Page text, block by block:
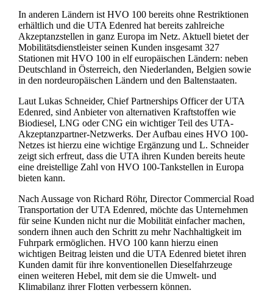
In anderen Ländern ist HVO 100 bereits ohne Restriktionen
erhältlich und die UTA Edenred hat bereits zahlreiche
Akzeptanzstellen in ganz Europa im Netz. Aktuell bietet der
Mobilitätsdienstleister seinen Kunden insgesamt 327
Stationen mit HVO 100 in elf europäischen Ländern: neben
Deutschland in Österreich, den Niederlanden, Belgien sowie
in den nordeuropäischen Ländern und den Baltenstaaten.
Laut Lukas Schneider, Chief Partnerships Officer der UTA
Edenred, sind Anbieter von alternativen Kraftstoffen wie
Biodiesel, LNG oder CNG ein wichtiger Teil des UTA-
Akzeptanzpartner-Netzwerks. Der Aufbau eines HVO 100-
Netzes ist hierzu eine wichtige Ergänzung und L. Schneider
zeigt sich erfreut, dass die UTA ihren Kunden bereits heute
eine dreistellige Zahl von HVO 100-Tankstellen in Europa
bieten kann.
Nach Aussage von Richard Röhr, Director Commercial Road
Transportation der UTA Edenred, möchte das Unternehmen
für seine Kunden nicht nur die Mobilität einfacher machen,
sondern ihnen auch den Schritt zu mehr Nachhaltigkeit im
Fuhrpark ermöglichen. HVO 100 kann hierzu einen
wichtigen Beitrag leisten und die UTA Edenred bietet ihren
Kunden damit für ihre konventionellen Dieselfahrzeuge
einen weiteren Hebel, mit dem sie die Umwelt- und
Klimabilanz ihrer Flotten verbessern können.